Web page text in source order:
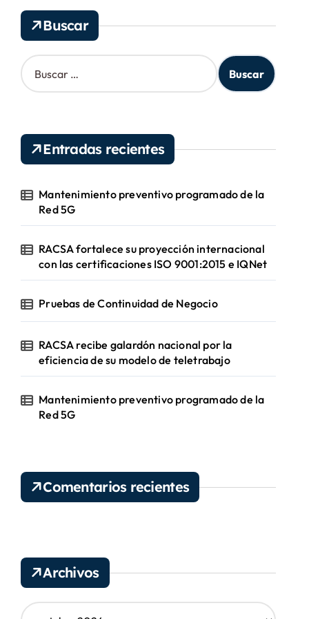
v
s
Buscar
B
u
r
Entradas recientes
Mantenimiento preventivo programado de la
Red 5G
RACSA fortalece su proyección internacional
con las certificaciones ISO 9001:2015 e IQNet
Pruebas de Continuidad de Negocio
RACSA recibe galardón nacional por la
eficiencia de su modelo de teletrabajo
Mantenimiento preventivo programado de la
Red 5G
Comentarios recientes
Archivos
A